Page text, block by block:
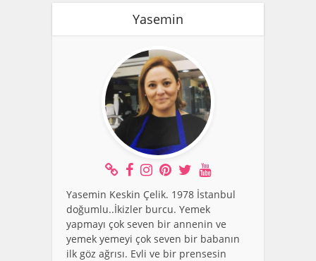
Yasemin
Yasemin Keskin Çelik. 1978 İstanbul
doğumlu..İkizler burcu. Yemek
yapmayı çok seven bir annenin ve
yemek yemeyi çok seven bir babanın
ilk göz ağrısı. Evli ve bir prensesin